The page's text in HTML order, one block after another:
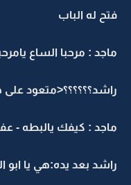
فتح له الباب
ماجد : مرحبا الساع
راشد؟؟؟؟؟؟<متعود على
ماجد : كيفك يالبطه -
راشد بعد يده:هي يا ابو